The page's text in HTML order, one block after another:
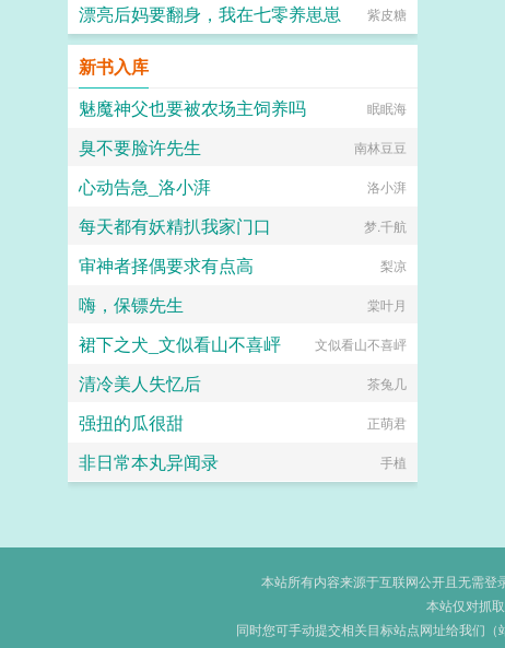
漂亮后妈要翻身，我在七零养崽崽 紫皮糖
新书入库
魅魔神父也要被农场主饲养吗
眠眠海
臭不要脸许先生 南林豆豆
心动告急_洛小湃 洛小湃
每天都有妖精扒我家门口 梦.千航
审神者择偶要求有点高 梨凉
嗨，保镖先生 棠叶月
裙下之犬_文似看山不喜岼 文似看山不喜岼
清冷美人失忆后 茶兔几
强扭的瓜很甜 正萌君
非日常本丸异闻录 手植
本站所有内容来源于互联网公开且无需登
本站仅对抓
同时您可手动提交相关目标站点网址给我们